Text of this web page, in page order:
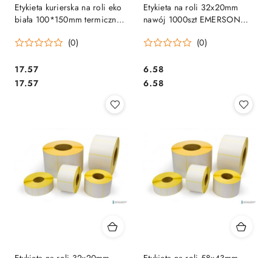
Etykieta kurierska na roli eko
biała 100*150mm termiczna
EMERSON
(0)
Cena:
17.57
Cena:
17.57
Etykieta na roli 32x20mm
nawój 1000szt EMERSON
(0)
Cena:
6.58
Cena:
6.58